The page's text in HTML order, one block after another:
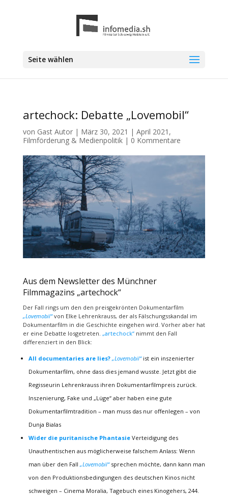
Seite wählen
artechock: Debatte „Lovemobil“
von Gast Autor| März 30, 2021 | April 2021 ,
Filmförderung & Medienpolitik| 0 Kommentare
Aus dem Newsletter des Münchner
Filmmagazins „artechock“
Der Fall rings um den den preisgekrönten Dokumentarfilm
„Lovemobil“von Elke Lehrenkrauss, der als Fälschungsskandal im
Dokumentarfilm in die Geschichte eingehen wird. Vorher aber hat
er eine Debatte losgetreten. „artechock“nimmt den Fall
differenziert in den Blick:
All documentaries are lies? „Lovemobil“ist ein inszenierter
Dokumentarfilm, ohne dass dies jemand wusste. Jetzt gibt die
Regisseurin Lehrenkrauss ihren Dokumentarfilmpreis zurück.
Inszenierung, Fake und „Lüge“ aber haben eine gute
Dokumentarfilmtradition – man muss das nur offenlegen – von
Dunja Bialas
Wider die puritanische PhantasieVerteidigung des
Unauthentischen aus möglicherweise falschem Anlass: Wenn
man über den Fall „Lovemobil“sprechen möchte, dann kann man
von den Produktionsbedingungen des deutschen Kinos nicht
schweigen – Cinema Moralia, Tagebuch eines Kinogehers, 244.